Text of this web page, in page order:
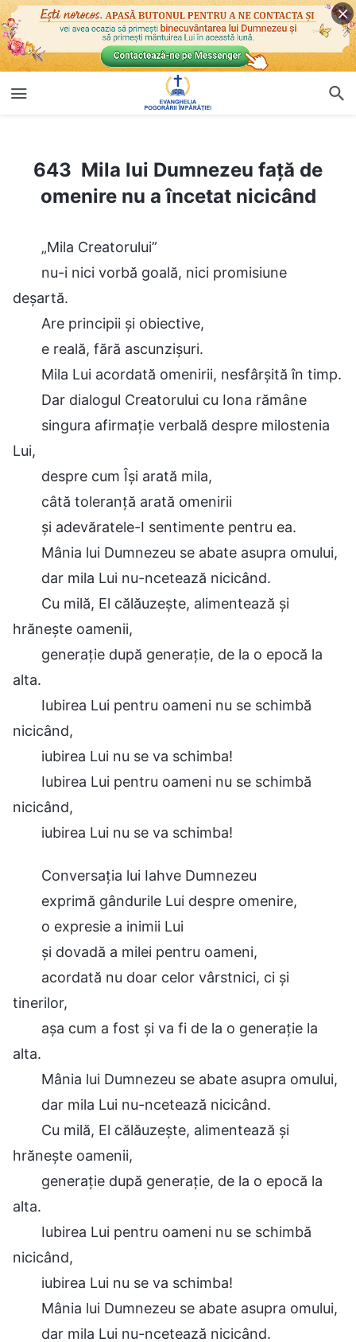
643 Mila lui Dumnezeu față de
omenire nu a încetat nicicând
„Mila Creatorului”
nu-i nici vorbă goală, nici promisiune
deșartă.
Are principii și obiective,
e reală, fără ascunzișuri.
Mila Lui acordată omenirii, nesfârșită în timp.
Dar dialogul Creatorului cu Iona rămâne
singura afirmație verbală despre milostenia
Lui,
despre cum Își arată mila,
câtă toleranță arată omenirii
și adevăratele-I sentimente pentru ea.
Mânia lui Dumnezeu se abate asupra omului,
dar mila Lui nu-ncetează nicicând.
Cu milă, El călăuzește, alimentează și
hrănește oamenii,
generație după generație, de la o epocă la
alta.
Iubirea Lui pentru oameni nu se schimbă
nicicând,
iubirea Lui nu se va schimba!
Iubirea Lui pentru oameni nu se schimbă
nicicând,
iubirea Lui nu se va schimba!
Conversația lui Iahve Dumnezeu
exprimă gândurile Lui despre omenire,
o expresie a inimii Lui
și dovadă a milei pentru oameni,
acordată nu doar celor vârstnici, ci și
tinerilor,
așa cum a fost și va fi de la o generație la
alta.
Mânia lui Dumnezeu se abate asupra omului,
dar mila Lui nu-ncetează nicicând.
Cu milă, El călăuzește, alimentează și
hrănește oamenii,
generație după generație, de la o epocă la
alta.
Iubirea Lui pentru oameni nu se schimbă
nicicând,
iubirea Lui nu se va schimba!
Mânia lui Dumnezeu se abate asupra omului,
dar mila Lui nu-ncetează nicicând.